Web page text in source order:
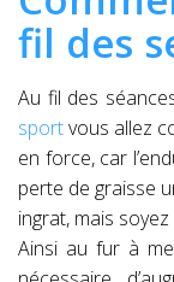
fil des
Au fil des
sportvous allez
en force, car
perte de graisse
ingrat, mais
Ainsi au fur à